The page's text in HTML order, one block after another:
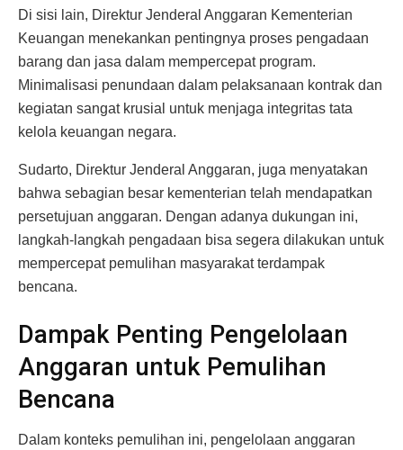
Di sisi lain, Direktur Jenderal Anggaran Kementerian
Keuangan menekankan pentingnya proses pengadaan
barang dan jasa dalam mempercepat program.
Minimalisasi penundaan dalam pelaksanaan kontrak dan
kegiatan sangat krusial untuk menjaga integritas tata
kelola keuangan negara.
Sudarto, Direktur Jenderal Anggaran, juga menyatakan
bahwa sebagian besar kementerian telah mendapatkan
persetujuan anggaran. Dengan adanya dukungan ini,
langkah-langkah pengadaan bisa segera dilakukan untuk
mempercepat pemulihan masyarakat terdampak
bencana.
Dampak Penting Pengelolaan
Anggaran untuk Pemulihan
Bencana
Dalam konteks pemulihan ini, pengelolaan anggaran